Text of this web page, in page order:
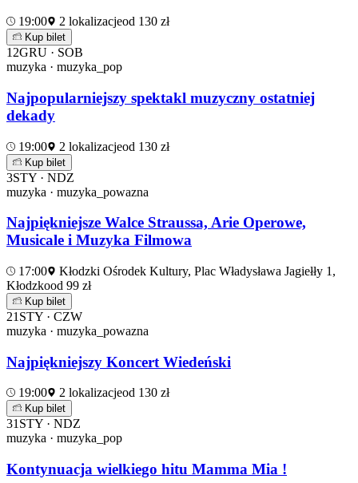
19:00 2 lokalizacjeod 130 zł
Kup bilet
12GRU · SOB
muzyka · muzyka_pop
Najpopularniejszy spektakl muzyczny ostatniej
dekady
19:00 2 lokalizacjeod 130 zł
Kup bilet
3STY · NDZ
muzyka · muzyka_powazna
Najpiękniejsze Walce Straussa, Arie Operowe,
Musicale i Muzyka Filmowa
17:00
Kłodzki Ośrodek Kultury, Plac Władysława Jagiełły 1,
Kłodzkood 99 zł
Kup bilet
21 STY · CZW
muzyka · muzyka_powazna
Najpiękniejszy Koncert Wiedeński
19:00 2 lokalizacjeod 130 zł
Kup bilet
31 STY · NDZ
muzyka · muzyka_pop
Kontynuacja wielkiego hitu Mamma Mia !